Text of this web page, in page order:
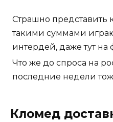
Страшно представить
такими суммами
интердей, даже тут на
Что же до спроса на
последние недели
Кломед